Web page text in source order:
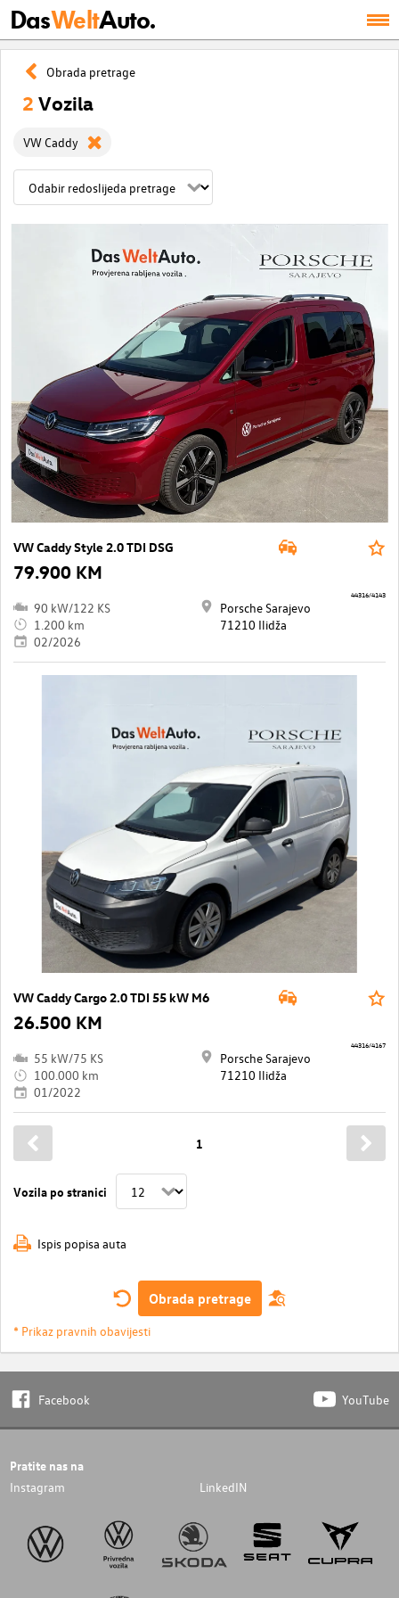
DasWeltAuto.
Obrada pretrage
2 Vozila
VW Caddy
VW Caddy Style 2.0 TDI DSG
79.900 KM
90 kW/122 KS
1.200 km
02/2026
Porsche Sarajevo
71210 Ilidža
44316/4143
VW Caddy Cargo 2.0 TDI 55 kW M6
26.500 KM
55 kW/75 KS
100.000 km
01/2022
Porsche Sarajevo
71210 Ilidža
44316/4167
Vozila po stranici
1
Ispis popisa auta
Obrada pretrage
* Prikaz pravnih obavijesti
Facebook YouTube
Pratite nas na
Instagram LinkedIN